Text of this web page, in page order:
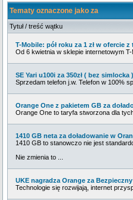
Tematy oznaczone jako za
Tytuł / treść wątku
T-Mobile: pół roku za 1 zł w ofercie z
Od 6 kwietnia w sklepie internetowym
SE Yari u100i za 350zł ( bez simlocka )
Sprzedam telefon j.w. Telefon w 100%
Orange One z pakietem GB za
Orange One to taryfa stworzona dla
1410 GB neta za doładowanie w
1410 GB to stanowczo nie jest
Nie zmienia to ...
UKE nagradza Orange za
Technologie się rozwijają, internet